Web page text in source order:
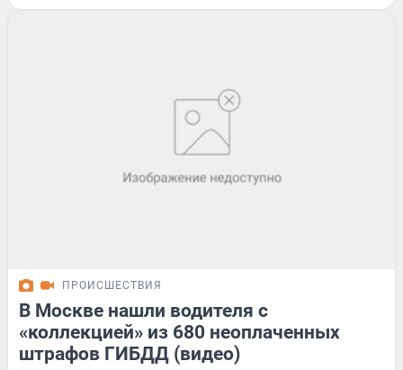
ПРОИСШЕСТВИЯ
В Москве нашли водителя с
«коллекцией» из 680 неоплаченных
штрафов ГИБДД (видео)